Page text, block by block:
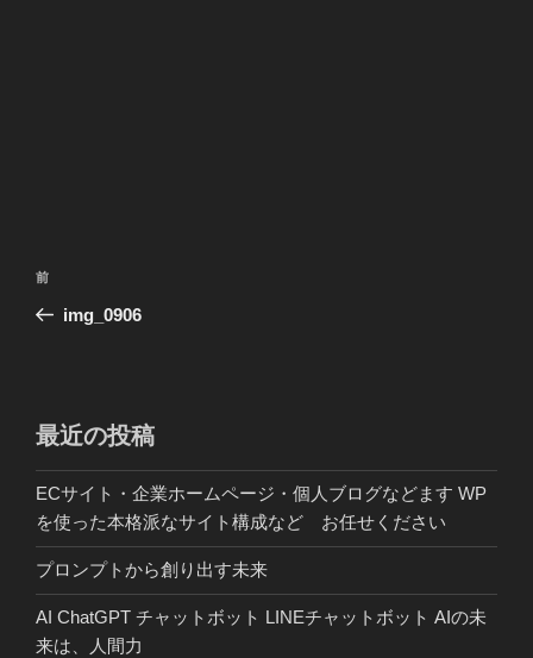
投
ナ
ー
シ
ョ
ン
前
の
前
img_0906
最近の投稿
ECサイト・企業ホームページ・個人ブログなどます WP
を使った本格派なサイト構成など お任せください
プロンプトから創り出す未来
AI ChatGPT チャットボット LINEチャットボット AIの未
来は、人間力